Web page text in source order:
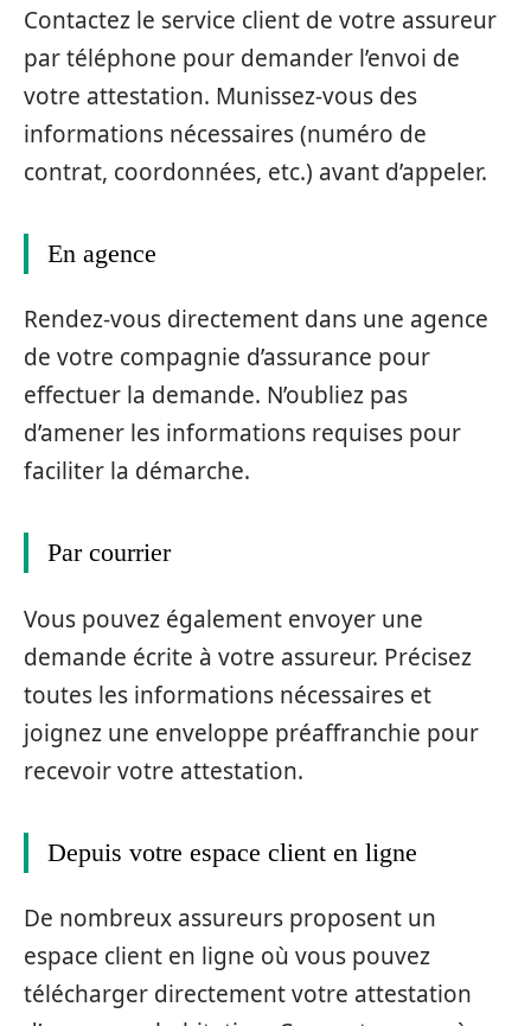
Contactez le service client de votre assureur
par téléphone pour demander l’envoi de
votre attestation. Munissez-vous des
informations nécessaires (numéro de
contrat, coordonnées, etc.) avant d’appeler.
En agence
Rendez-vous directement dans une agence
de votre compagnie d’assurance pour
effectuer la demande. N’oubliez pas
d’amener les informations requises pour
faciliter la démarche.
Par courrier
Vous pouvez également envoyer une
demande écrite à votre assureur. Précisez
toutes les informations nécessaires et
joignez une enveloppe préaffranchie pour
recevoir votre attestation.
Depuis votre espace client en ligne
De nombreux assureurs proposent un
espace client en ligne où vous pouvez
télécharger directement votre attestation